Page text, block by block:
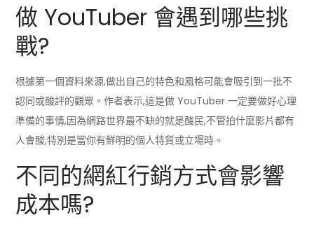
做 YouTuber 會遇到哪些挑
戰?
根據第一個資料來源,做出自己的特色和風格可能會吸引到一批不
認同或酸評的觀眾。作者表示,這是做 YouTuber 一定要做好心理
準備的事情,因為網路世界最不缺的就是酸民,不管拍什麼影片都有
人會酸,特別是當你有鮮明的個人特質或立場時。
不同的網紅行銷方式會影響
成本嗎?